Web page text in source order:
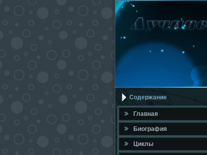
Содержание
Главная
Биография
Циклы